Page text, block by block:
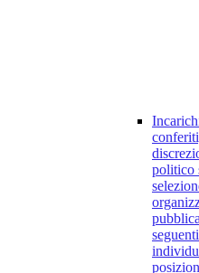
politico